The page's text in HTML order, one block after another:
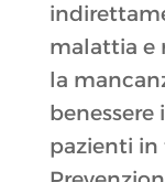
malattia e
la
benessere
pazienti in